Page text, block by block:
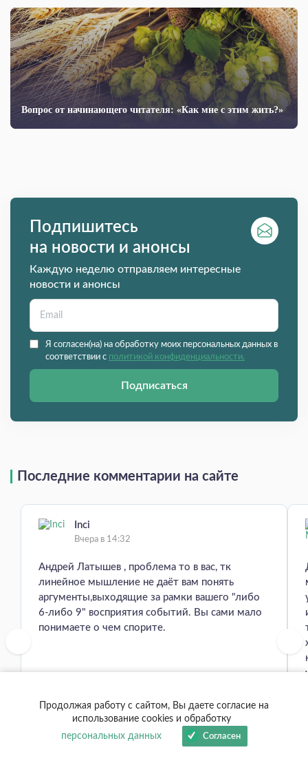
Вопрос от начинающего читателя: «Как мне с этим жить?»
Подпишитесь
на новости и анонсы
Каждую неделю отправляем интересные
новости и анонсы
Я согласен(на) на обработку моих персональных данных в
соответствии с политикой конфиденциальности.
Подписаться
Последние комментарии на сайте
Inci
Вчера в 14:32
Андрей Латышев , проблема то в вас, тк
линейное мышление не даёт вам понять
аргументы,выходящие за рамки вашего "либо
6-либо 9" восприятия событий. Вы сами мало
понимаете о чем спорите.
Открыт сбор средств на восстановление книг С.Н. Ла...
Продолжая работу с сайтом, Вы даете согласие на
использование cookies и обработку
персональных данных
Согласен